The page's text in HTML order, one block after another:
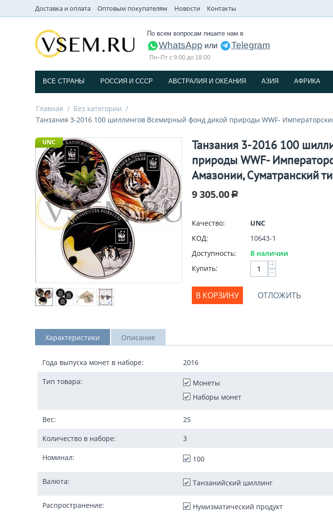
Доставка и оплата Оптовым покупателям Новости Контакты
По всем вопросам пишите нам в
WhatsApp или Telegram
Пн–Пт с 9:00 до 18:00
ВСЕ СТРАНЫ РОССИЯ И СССP АВСТРАЛИЯ И ОКЕАНИЯ АЗИЯ АФРИКА
Главная / Без категории /
Танзания 3-2016 100 шиллингов Всемирный фонд дикой природы WWF-
UNC
Танзания 3-2016 100
природы WWF-
Амазонии, Суматранский
9 305.00 Р
Качество:
UNC
КОД:
10643-1
Доступность:
В наличии
Купить:
+
−
В КОРЗИНУ ОТЛОЖИТЬ
Характеристики Описание
Года выпуска монет в наборе: 2016
Тип товара:
Монеты
Наборы монет
Вес: 25
Количество в наборе: 3
Номинал: 100
Валюта: Танзанийский шиллинг
Распространение: Нумизматический продукт